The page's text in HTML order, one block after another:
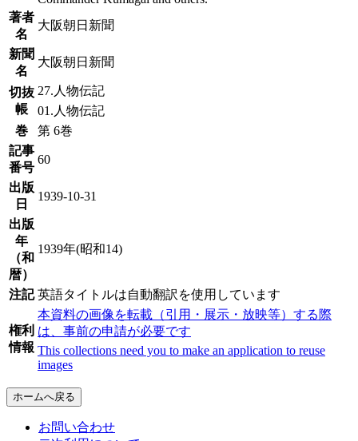
著者
名
大阪朝日新聞
新聞
名
大阪朝日新聞
切抜
帳
27.人物伝記
01.人物伝記
巻
第 6巻
記事
番号
60
出版
日
1939-10-31
出版
年
（和
暦）
1939年(昭和14)
注記 英語タイトルは自動翻訳を使用しています
権利
情報
本資料の画像を転載（引用・展示・放映等）する際
は、事前の申請が必要です
This collections need you to make an application to reuse
images
ホームへ戻る
お問い合わせ